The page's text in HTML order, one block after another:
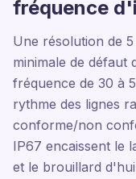
fréquence
Une résolution de
minimale de défaut
fréquence de 30 à
rythme des lignes
conforme/non
IP67 encaissent le
et le brouillard